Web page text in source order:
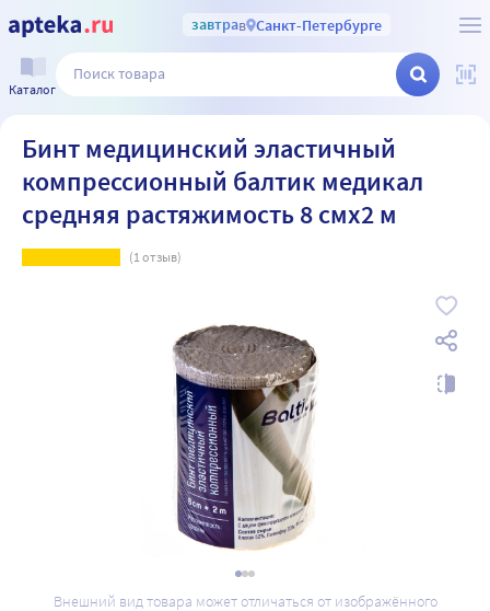
завтрав Санкт-Петербурге
Каталог
Бинт медицинский эластичный
компрессионный балтик медикал
средняя растяжимость 8 смх2 м
(1отзыв)
Внешний вид товара может отличаться от изображённого